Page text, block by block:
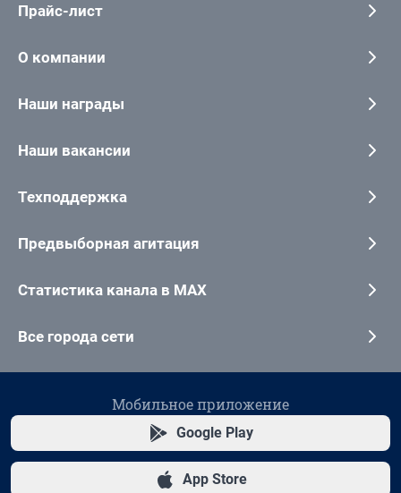
Прайс-лист
О компании
Наши награды
Наши вакансии
Техподдержка
Предвыборная агитация
Статистика канала в MAX
Все города сети
Мобильное приложение
Google Play
App Store